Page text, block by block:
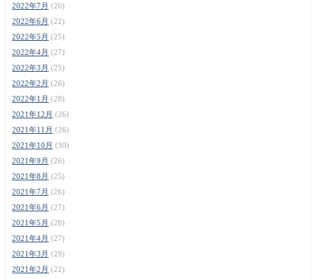
2022年7月 (20)
2022年6月 (22)
2022年5月 (25)
2022年4月 (27)
2022年3月 (25)
2022年2月 (26)
2022年1月 (28)
2021年12月 (26)
2021年11月 (26)
2021年10月 (30)
2021年9月 (26)
2021年8月 (25)
2021年7月 (26)
2021年6月 (27)
2021年5月 (28)
2021年4月 (27)
2021年3月 (29)
2021年2月 (22)